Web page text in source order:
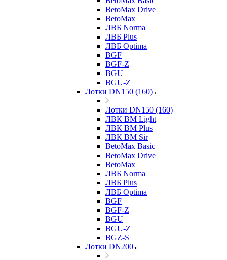
BetoMax Drive
BetoMax
ЛВБ Norma
ЛВБ Plus
ЛВБ Optima
BGF
BGF-Z
BGU
BGU-Z
Лотки DN150 (160)
Лотки DN150 (160)
ЛВК ВМ Light
ЛВК ВМ Plus
ЛВК ВМ Sir
BetoMax Basic
BetoMax Drive
BetoMax
ЛВБ Norma
ЛВБ Plus
ЛВБ Optima
BGF
BGF-Z
BGU
BGU-Z
BGZ-S
Лотки DN200